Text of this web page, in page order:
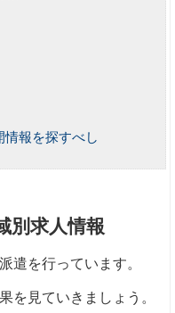
情報を探すべし
別求人情報
遣を行っています。
を見ていきましょう。